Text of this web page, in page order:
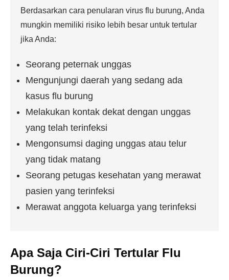
Berdasarkan cara penularan virus flu burung, Anda
mungkin memiliki risiko lebih besar untuk tertular
jika Anda:
Seorang peternak unggas
Mengunjungi daerah yang sedang ada
kasus flu burung
Melakukan kontak dekat dengan unggas
yang telah terinfeksi
Mengonsumsi daging unggas atau telur
yang tidak matang
Seorang petugas kesehatan yang merawat
pasien yang terinfeksi
Merawat anggota keluarga yang terinfeksi
Apa Saja Ciri-Ciri Tertular Flu
Burung?